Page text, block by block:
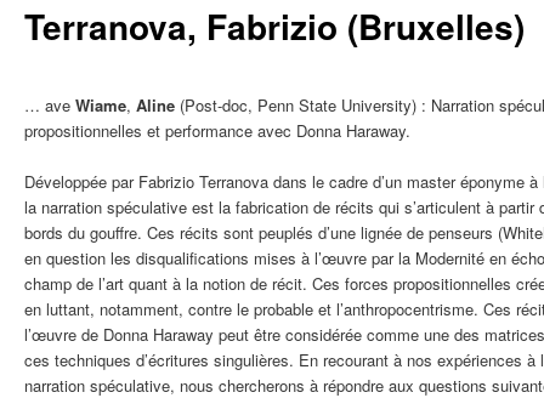
Terranova, Fabrizio (Bruxelles)
… ave Wiame, Aline (Post-doc, Penn State University) : Narration
propositionnelles et performance avec Donna Haraway.
Développée par Fabrizio Terranova dans le cadre d’un master éponyme
la narration spéculative est la fabrication de récits qui s’articulent à
bords du gouffre. Ces récits sont peuplés d’une lignée de penseurs
en question les disqualifications mises à l’œuvre par la Modernité en
champ de l’art quant à la notion de récit. Ces forces propositionnelles
en luttant, notamment, contre le probable et l’anthropocentrisme. Ces
l’œuvre de Donna Haraway peut être considérée comme une des
ces techniques d’écritures singulières. En recourant à nos expériences
narration spéculative, nous chercherons à répondre aux questions